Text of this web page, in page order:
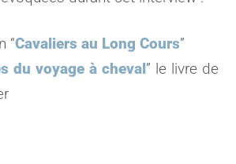
“Cavaliers au Long Cours”
du voyage à cheval ” le livre de